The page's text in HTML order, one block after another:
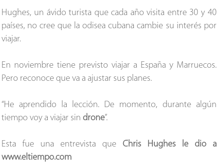
Hughes, un ávido turista que cada año visita entre 30 y 40
países, no cree que la odisea cubana cambie su interés por
viajar.
En noviembre tiene previsto viajar a España y Marruecos.
Pero reconoce que va a ajustar sus planes.
“He aprendido la lección. De momento, durante algún
tiempo voy a viajar sindrone”.
Esta fue una entrevista que Chris Hughes le dio a
www.eltiempo.com